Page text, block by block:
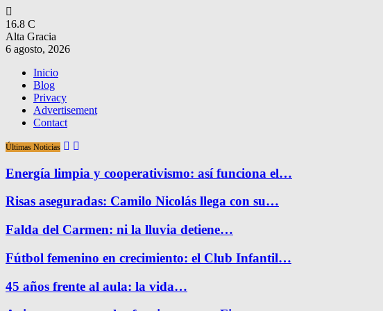
16.8 C
Alta Gracia
6 agosto, 2026
Inicio
Blog
Privacy
Advertisement
Contact
Últimas Noticias
Energía limpia y cooperativismo: así funciona el…
Risas aseguradas: Camilo Nicolás llega con su…
Falda del Carmen: ni la lluvia detiene…
Fútbol femenino en crecimiento: el Club Infantil…
45 años frente al aula: la vida…